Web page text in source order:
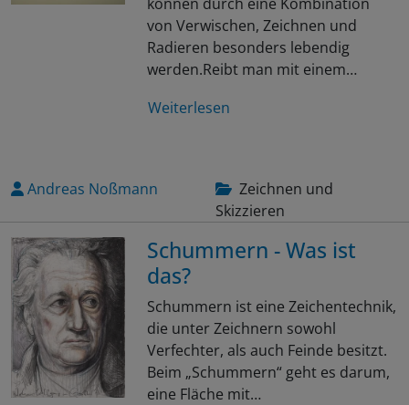
von Verwischen, Zeichnen und
Radieren besonders lebendig
werden.Reibt man mit einem…
Weiterlesen
Andreas Noßmann
Zeichnen und
Skizzieren
Schummern - Was ist
das?
Schummern ist eine Zeichentechnik,
die unter Zeichnern sowohl
Verfechter, als auch Feinde besitzt.
Beim „Schummern“ geht es darum,
eine Fläche mit…